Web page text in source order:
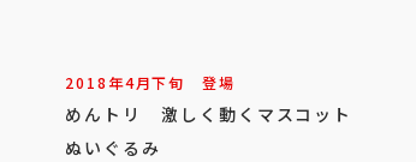
2018年4月下旬 登場
めんトリ 激しく動くマスコット
ぬいぐるみ